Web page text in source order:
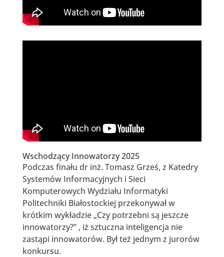
Wschodzący Innowatorzy 2025
Podczas finału dr inż. Tomasz Grześ, z Katedry
Systemów Informacyjnych i Sieci
Komputerowych Wydziału Informatyki
Politechniki Białostockiej przekonywał w
krótkim wykładzie „Czy potrzebni są jeszcze
innowatorzy?” , iż sztuczna inteligencja nie
zastąpi innowatorów. Był też jednym z jurorów
konkursu.